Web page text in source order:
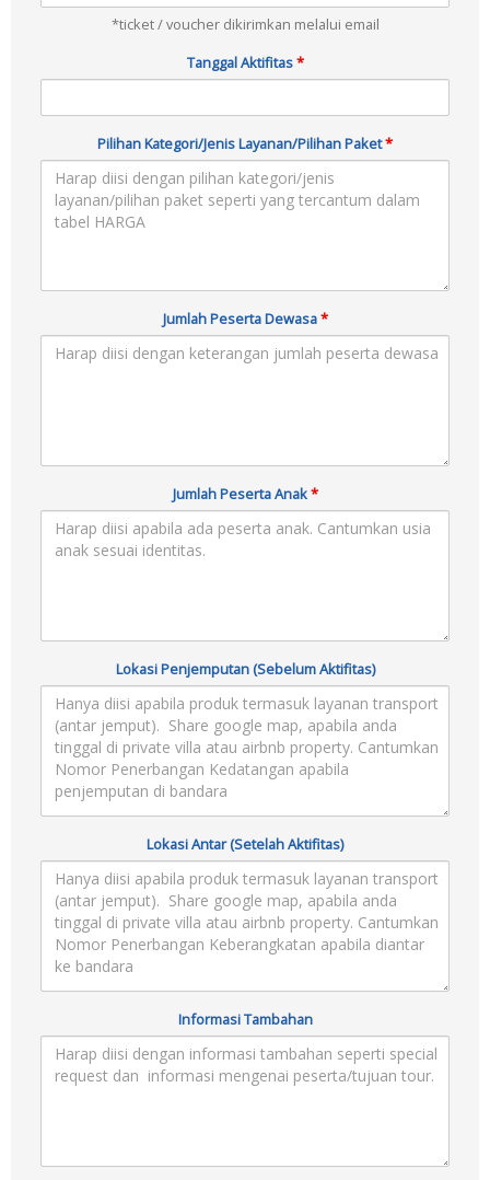
*ticket / voucher dikirimkan melalui email
Tanggal Aktifitas*
Pilihan Kategori/Jenis Layanan/Pilihan Paket*
Jumlah Peserta Dewasa*
Jumlah Peserta Anak*
Lokasi Penjemputan (Sebelum Aktifitas)
Lokasi Antar (Setelah Aktifitas)
Informasi Tambahan